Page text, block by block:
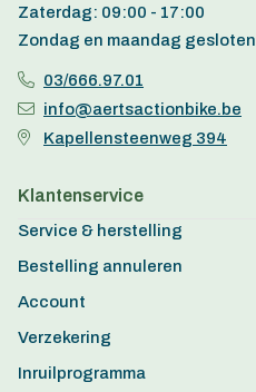
Zaterdag: 09:00 - 17:00
Zondag en maandag gesloten
03/666.97.01
info@aertsactionbike.be
Kapellensteenweg 394
Klantenservice
Service & herstelling
Bestelling annuleren
Account
Verzekering
Inruilprogramma